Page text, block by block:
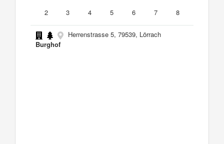
2
3 4 5 6 7 8
Herrenstrasse 5, 79539, Lörrach
Burghof